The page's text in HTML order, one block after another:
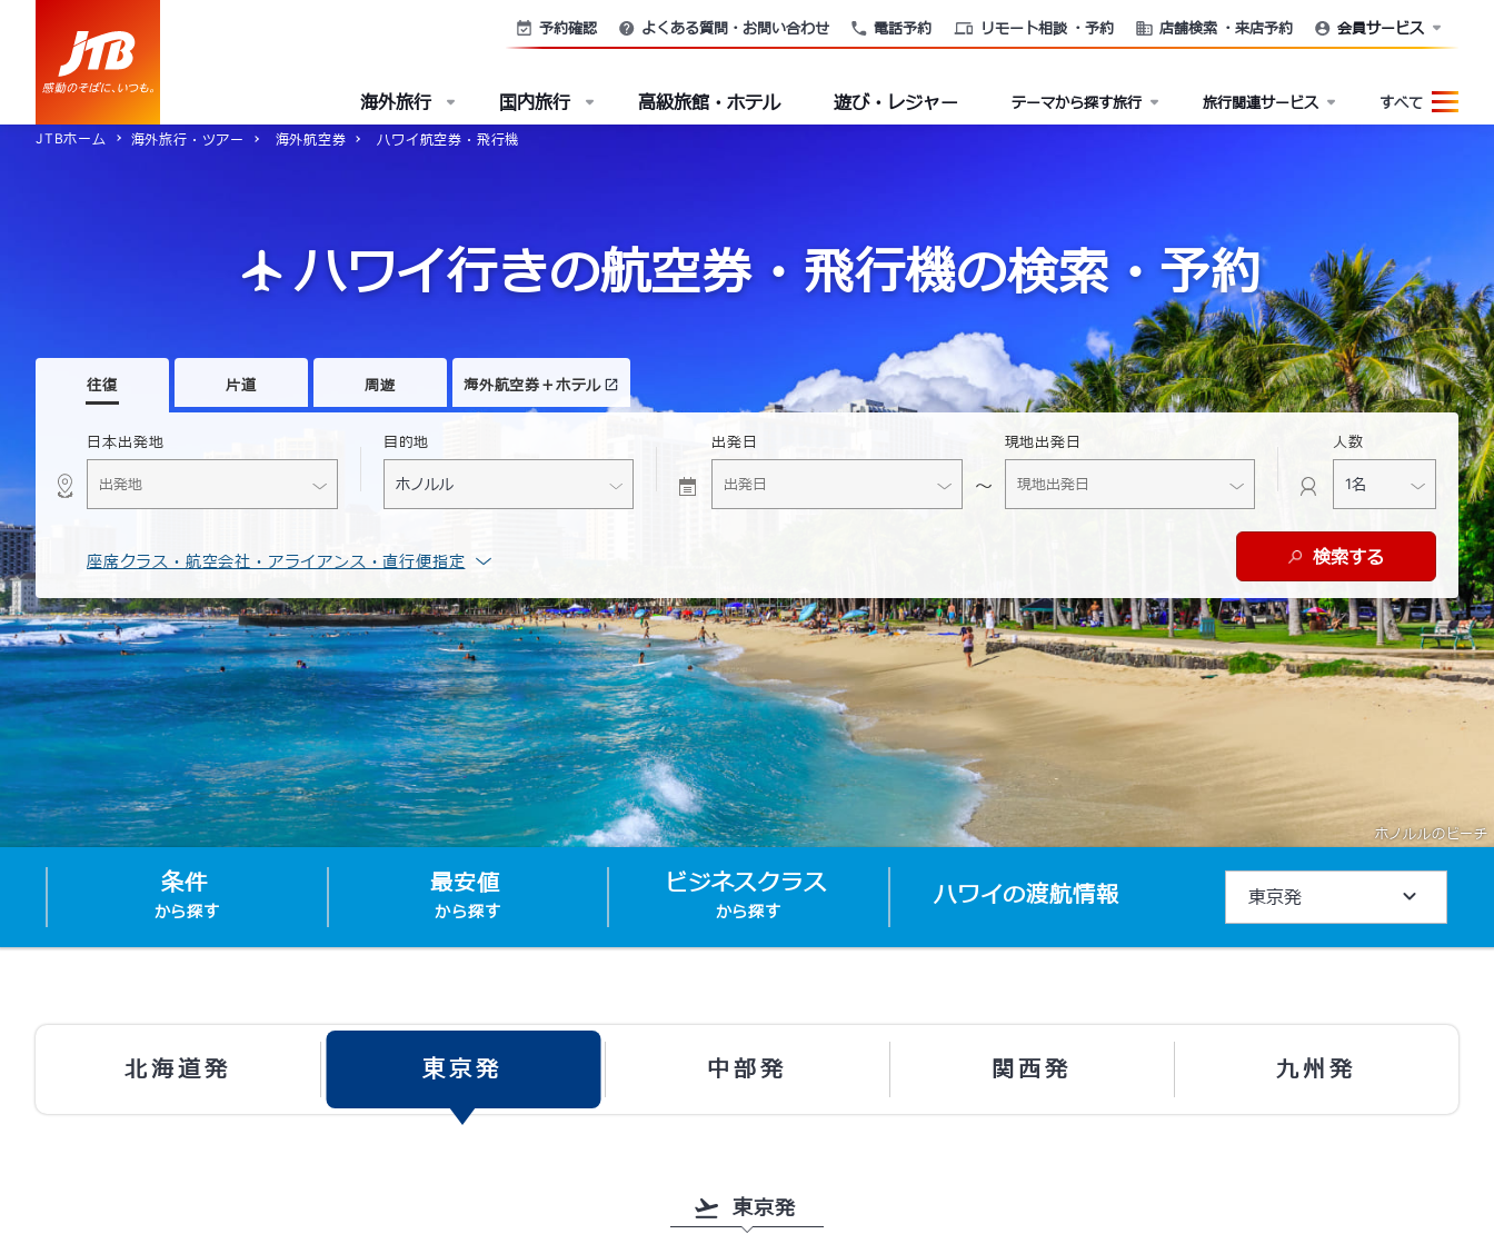
電話予約 リモート相談 ・予約 店舗検索 ・来店予約
予約確認 よくある質問・お問い合わせ 会員サービス
海外旅行 国内旅行 高級旅館・ホテル 遊び・レジャー テーマから探す旅行 旅行関連サービス すべて
JTBホーム 海外旅行・ツアー 海外航空券 ハワイ航空券・飛行機
ハワイ行きの航空券・飛行機の検索・予約
往復 片道 周遊 海外航空券＋ホテル
日本出発地 目的地 出発日 現地出発日 人数
座席クラス・航空会社・アライアンス・直行便指定 検索する
ホノルルのビーチ
条件
から探す
最安値
から探す
ビジネスクラス
から探す
ハワイの渡航情報 東京発
北海道発 東京発 中部発 関西発 九州発
東京発